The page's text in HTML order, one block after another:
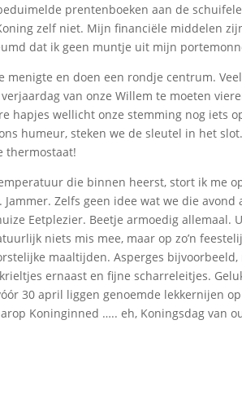
prentenboeken aan de
zelf niet. Mijn financiële middelen
dat ik geen muntje uit mijn
menigte en doen een rondje centrum.
van onze Willem te moeten
hapjes wellicht onze stemming nog iets
humeur, steken we de sleutel in het
thermostaat!
die binnen heerst, stort ik me
Jammer. Zelfs geen idee wat we die
Eetplezier. Beetje armoedig allemaal.
niets mis mee, maar op zo’n
maaltijden. Asperges
ernaast en fijne scharreleitjes.
30 april liggen genoemde lekkernijen
Koninginned ….. eh, Koningsdag van